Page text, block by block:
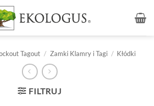
Tagout / Zamki Klamry i Tagi / Kłódki
FILTRUJ